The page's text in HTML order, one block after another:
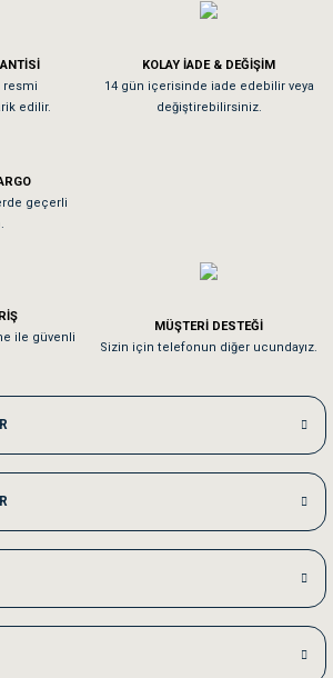
için teşekkürler
ve paketlemesine bayıldım
Uygun fiyatta olması iyi.
sonraki gün elime ulaştı. Jack russell köpeğim
resmi
edilir.
KOLAY İADE & DEĞİŞİM
14 gün içerisinde iade edebilir veya
değiştirebilirsiniz.
geçerli
ile güvenli
MÜŞTERİ DESTEĞİ
Sizin için telefonun diğer ucundayız.